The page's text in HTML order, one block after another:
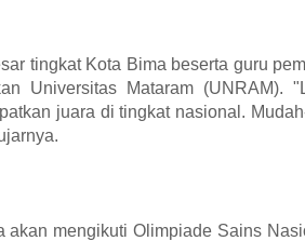
tingkat Kota Bima beserta guru
Universitas Mataram (UNRAM).
juara di tingkat nasional.
akan mengikuti Olimpiade Sains